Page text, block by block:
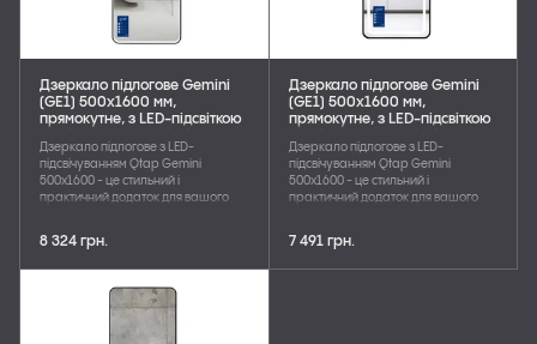
Дзеркало підлогове Gemini
(GE1) 500х1600 мм,
прямокутне, з LED-підсвіткою
Дзеркало підлогове з LED-
підсвічуванням Qtap Gemini
500x1600 - це стильний і
практичний додаток для вашого
регулювання температури
8 324 грн.
Дзеркало підлогове Gemini
(GE1) 500х1600 мм,
прямокутне, з LED-підсвіткою
Дзеркало підлогове з LED-
підсвічуванням Qtap Gemini
500x1600 - це стильний і
практичний додаток для вашого
регулювання температури
7 491 грн.